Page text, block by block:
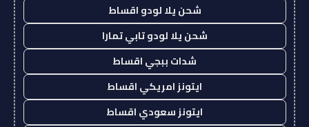
شحن يلا لودو اقساط
شحن يلا لودو تابي تمارا
شدات ببجي اقساط
ايتونز امريكي اقساط
ايتونز سعودي اقساط